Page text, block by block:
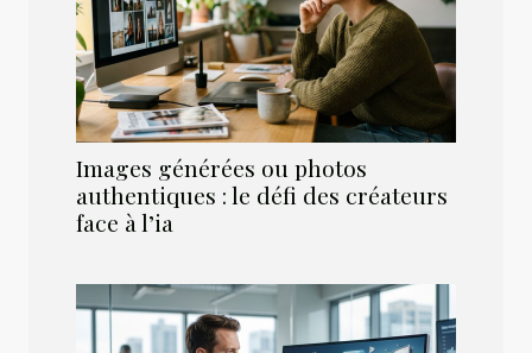
Images générées ou photos
authentiques : le défi des créateurs
face à l’ia